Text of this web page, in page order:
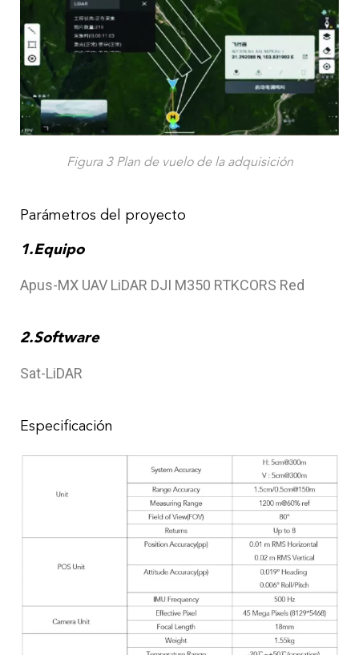
Figura 3 Plan de vuelo de la adquisición
Parámetros del proyecto
1.Equipo
Apus-MX UAV LiDAR DJI M350 RTKCORS Red
2.Software
Sat-LiDAR
Especificación